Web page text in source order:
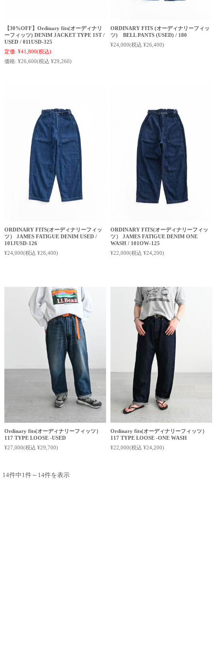
【30%OFF】Ordinary fits(オーディナリ
ーフィッツ) DENIM JACKET TYPE 1ST /
USED / 011USD-325
定価: ¥41,800(税込)
価格: ¥26,600(税込 ¥29,260)
ORDINARY FITS (オーディナリーフィッ
ツ) BELL PANTS (USED) / 180
¥24,000(税込 ¥26,400)
ORDINARY FITS(オーディナリーフィッ
ツ） JAMES FATIGUE DENIM USED /
101JUSD-126
¥24,000(税込 ¥26,400)
ORDINARY FITS(オーディナリーフィッ
ツ） JAMES FATIGUE DENIM ONE
WASH / 101OW-125
¥22,000(税込 ¥24,200)
Ordinary fits(オーディナリーフィッツ）
117 TYPE LOOSE -USED
¥27,000(税込 ¥29,700)
Ordinary fits(オーディナリーフィッツ）
117 TYPE LOOSE -ONE WASH
¥22,000(税込 ¥24,200)
14件中1件～14件を表示